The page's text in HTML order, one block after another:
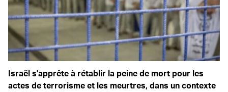
Israël s'apprête à rétablir la peine de mort pour les
actes de terrorisme et les meurtres, dans un contexte